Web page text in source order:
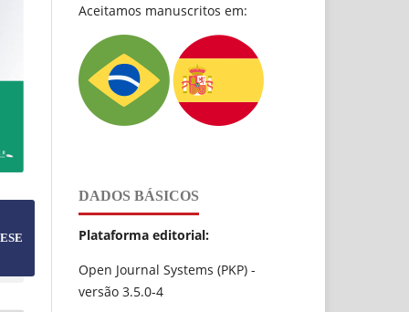
Aceitamos manuscritos em:
DADOS BÁSICOS
Plataforma editorial:
Open Journal Systems (PKP) -
versão 3.5.0-4